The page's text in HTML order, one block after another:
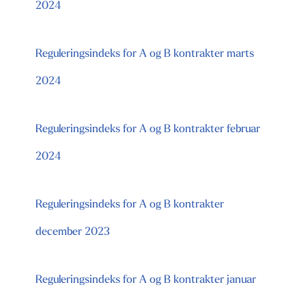
2024
Reguleringsindeks for A og B kontrakter marts
2024
Reguleringsindeks for A og B kontrakter februar
2024
Reguleringsindeks for A og B kontrakter
december 2023
Reguleringsindeks for A og B kontrakter januar